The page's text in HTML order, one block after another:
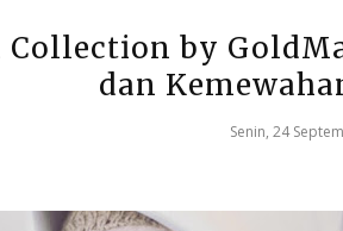
Collection by
dan
Senin, 24